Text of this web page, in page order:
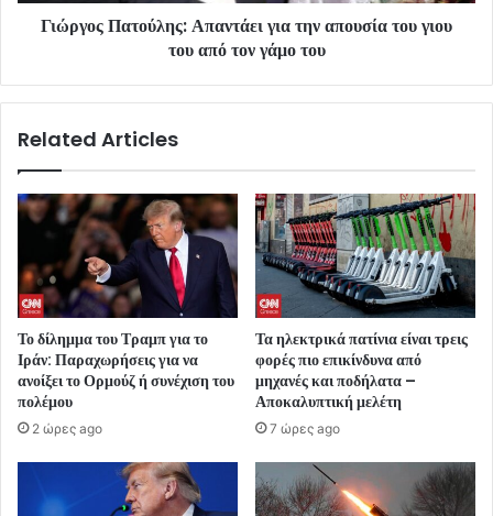
Γιώργος Πατούλης: Απαντάει για την απουσία του γιου
του από τον γάμο του
Related Articles
Το δίλημμα του Τραμπ για το
Ιράν: Παραχωρήσεις για να
ανοίξει το Ορμούζ ή συνέχιση του
πολέμου
2 ώρες ago
Τα ηλεκτρικά πατίνια είναι τρεις
φορές πιο επικίνδυνα από
μηχανές και ποδήλατα –
Αποκαλυπτική μελέτη
7 ώρες ago